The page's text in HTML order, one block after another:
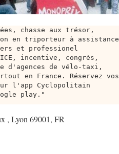
chasse aux trésor,
en triporteur à assistance
et professionel
incentive, congrès,
d'agences de vélo-taxi,
en France. Réservez vos
l'app Cyclopolitain
play."
, Lyon 69001, FR